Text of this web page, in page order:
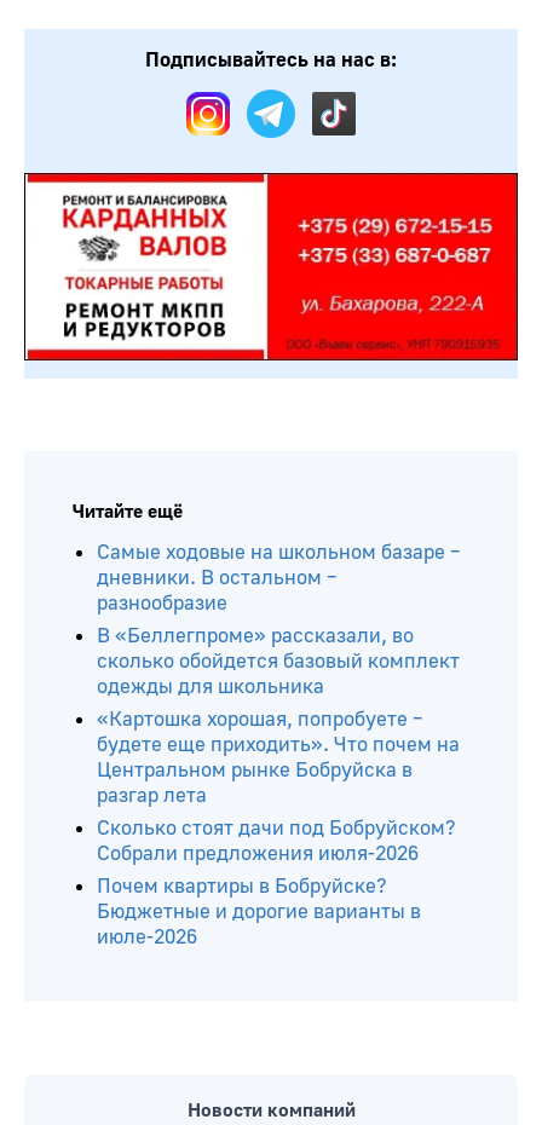
Подписывайтесь на нас в:
Читайте ещё
Самые ходовые на школьном базаре –
дневники. В остальном –
разнообразие
В «Беллегпроме» рассказали, во
сколько обойдется базовый комплект
одежды для школьника
«Картошка хорошая, попробуете –
будете еще приходить». Что почем на
Центральном рынке Бобруйска в
разгар лета
Сколько стоят дачи под Бобруйском?
Собрали предложения июля-2026
Почем квартиры в Бобруйске?
Бюджетные и дорогие варианты в
июле-2026
Новости компаний